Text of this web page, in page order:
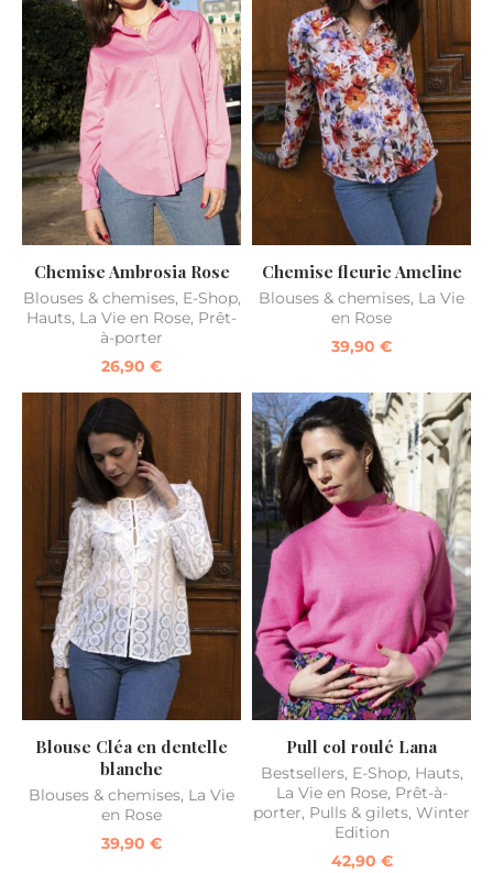
Chemise Ambrosia Rose
Blouses & chemises, E-Shop,
Hauts, La Vie en Rose, Prêt-
à-porter
26,90 €
Chemise fleurie Ameline
Blouses & chemises, La Vie
en Rose
39,90 €
Blouse Cléa en dentelle
blanche
Blouses & chemises, La Vie
en Rose
39,90 €
Pull col roulé Lana
Bestsellers, E-Shop, Hauts,
La Vie en Rose, Prêt-à-
porter, Pulls & gilets, Winter
Edition
42,90 €